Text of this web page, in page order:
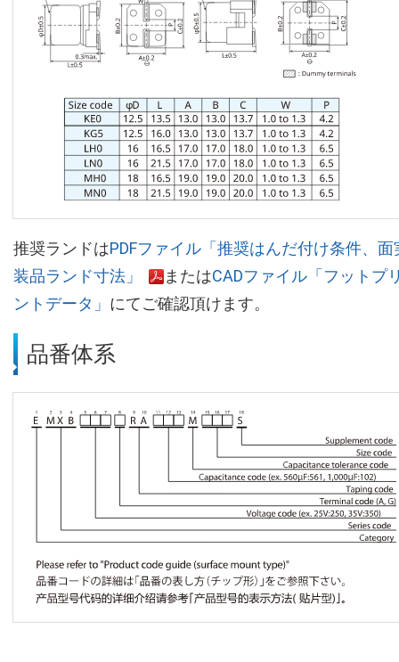
推奨ランドはPDFファイル「推奨はんだ付け条件、面
装品ランド寸法」
またはCADファイル「フットプ
ントデータ」 にてご確認頂けます。
品番体系